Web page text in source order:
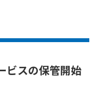
ビスの保管開始